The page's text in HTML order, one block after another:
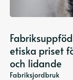
etiska priset
och lidande